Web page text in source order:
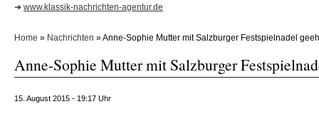
➜ www.klassik-nachrichten-agentur.de
Home » Nachrichten » Anne-Sophie Mutter mit Salzburger Festspielnadel
Anne-Sophie Mutter mit Salzburger
15. August 2015 - 19:17 Uhr